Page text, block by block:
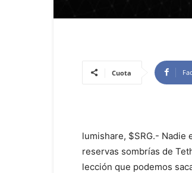
Cuota
lumishare, $SRG.- Nadie
reservas sombrías de
lección que podemos